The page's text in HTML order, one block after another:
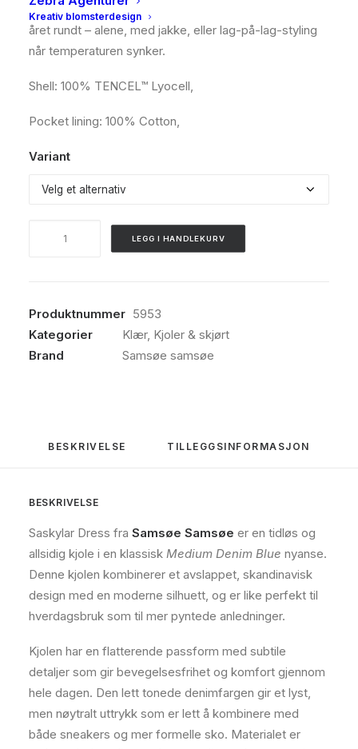
Kreativ blomsterdesign
klassisk, men samtidig moderne kjole som kan brukes
året rundt – alene, med jakke, eller lag-på-lag-styling
når temperaturen synker.
Shell: 100% TENCEL™ Lyocell,
Pocket lining: 100% Cotton,
Variant
Medium
denim
blue
LEGG I HANDLEKURV
Produktnummer 5953
Kategorier
Klær, Kjoler & skjørt
Brand
Samsøe samsøe
BESKRIVELSE TILLEGGSINFORMASJON
BESKRIVELSE
Saskylar Dress fra Samsøe Samsøe er en tidløs og
allsidig kjole i en klassisk Medium Denim Blue nyanse.
Denne kjolen kombinerer et avslappet, skandinavisk
design med en moderne silhuett, og er like perfekt til
hverdagsbruk som til mer pyntede anledninger.
Kjolen har en flatterende passform med subtile
detaljer som gir bevegelsesfrihet og komfort gjennom
hele dagen. Den lett tonede denimfargen gir et lyst,
men nøytralt uttrykk som er lett å kombinere med
både sneakers og mer formelle sko. Materialet er